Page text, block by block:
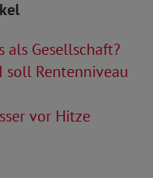
als Gesellschaft?
soll Rentenniveau
vor Hitze